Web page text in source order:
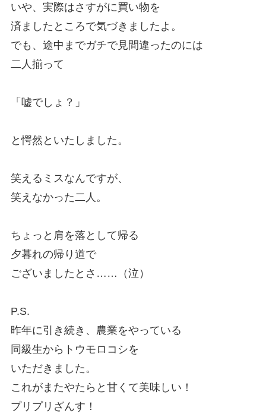
いや、実際はさすがに買い物を
済ましたところで気づきましたよ。
でも、途中までガチで見間違ったのには
二人揃って
「嘘でしょ？」
と愕然といたしました。
笑えるミスなんですが、
笑えなかった二人。
ちょっと肩を落として帰る
夕暮れの帰り道で
ございましたとさ……（泣）
P.S.
昨年に引き続き、農業をやっている
同級生からトウモロコシを
いただきました。
これがまたやたらと甘くて美味しい！
プリプリざんす！